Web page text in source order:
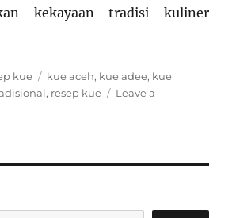
kekayaan tradisi kuliner
kue Tags
kue aceh, kue adee, kue
, resep kue
Leave a